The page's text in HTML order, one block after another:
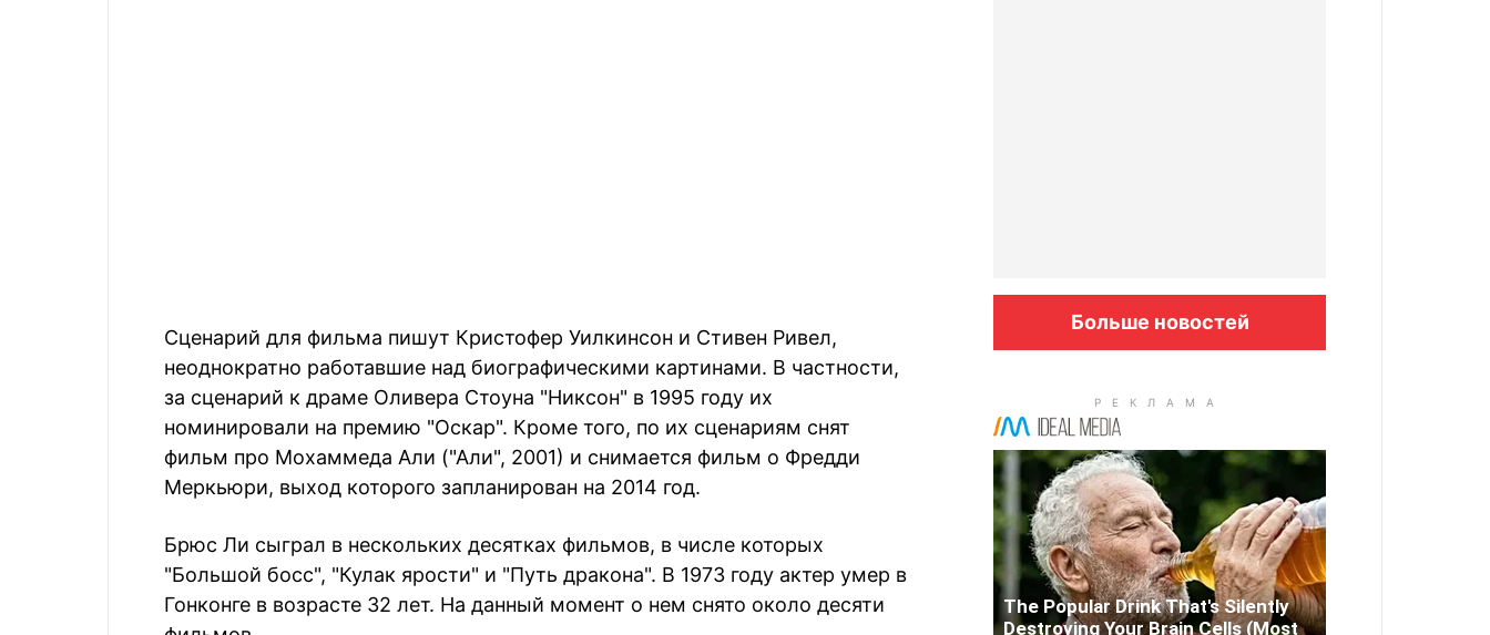
Сценарий для фильма пишут Кристофер Уилкинсон и Стивен Ривел,
неоднократно работавшие над биографическими картинами. В частности,
за сценарий к драме Оливера Стоуна "Никсон" в 1995 году их
номинировали на премию "Оскар". Кроме того, по их сценариям снят
фильм про Мохаммеда Али ("Али", 2001) и снимается фильм о Фредди
Меркьюри, выход которого запланирован на 2014 год.
Брюс Ли сыграл в нескольких десятках фильмов, в числе которых
"Большой босс", "Кулак ярости" и "Путь дракона". В 1973 году актер умер в
Гонконге в возрасте 32 лет. На данный момент о нем снято около десяти
Больше новостей